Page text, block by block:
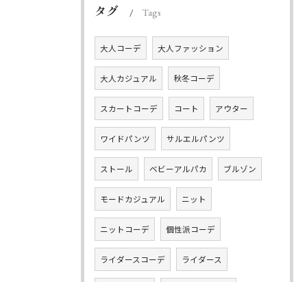
タグ Tags
大人コーデ 大人ファッション
大人カジュアル 秋冬コーデ
スカートコーデ コート アウター
ワイドパンツ サルエルパンツ
ストール ベビーアルパカ ブルゾン
モードカジュアル ニット
ニットコーデ 個性派コーデ
ライダースコーデ ライダース